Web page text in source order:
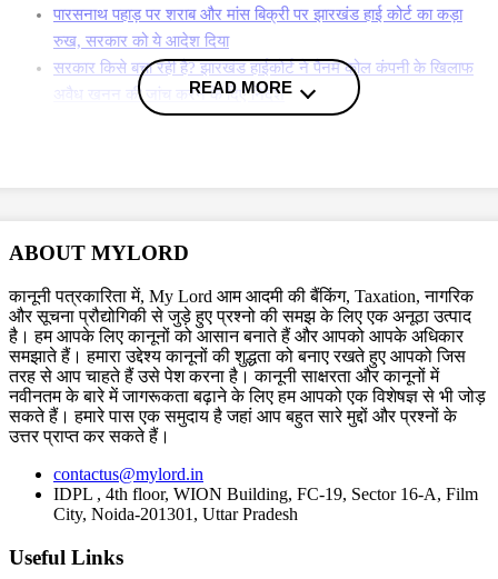
पारसनाथ पहाड़ पर शराब और मांस बिक्री पर झारखंड हाई कोर्ट का कड़ा
रुख, सरकार को ये आदेश दिया
सरकार किसे बचा रही है? झारखंड हाईकोर्ट ने पैनम कोल कंपनी के खिलाफ
अवैध खनन की जांच करने के दिए निर्देश
कारण नहीं ठहराया जा सकता.
झारखंड में सभी नगरपालिका निकायों का कार्यकाल अप्रैल 2023 में समाप्त हो गया
था. नियमों के अनुसार, नए कार्यकाल के लिए चुनाव 27 अप्रैल 2023 तक कराए
जाने चाहिए थे. हालांकि, चुनाव अब भी लंबित हैं. अवमानना याचिका पर सुनवाई करते
हुए झारखंड हाई कोर्ट ने राज्य सरकार को चार महीने के भीतर नगरपालिका चुनाव
संपन्न कराने के निर्देश दिए हैं.
(खबर पीटीआई इनपुट से है)
READ MORE
ABOUT MYLORD
कानूनी पत्रकारिता में, My Lord आम आदमी की बैंकिंग, Taxation, नागरिक
और सूचना प्रौद्योगिकी से जुड़े हुए प्रश्नो की समझ के लिए एक अनूठा उत्पाद
है। हम आपके लिए कानूनों को आसान बनाते हैं और आपको आपके अधिकार
समझाते हैं। हमारा उद्देश्य कानूनों की शुद्धता को बनाए रखते हुए आपको जिस
तरह से आप चाहते हैं उसे पेश करना है। कानूनी साक्षरता और कानूनों में
नवीनतम के बारे में जागरूकता बढ़ाने के लिए हम आपको एक विशेषज्ञ से भी जोड़
सकते हैं। हमारे पास एक समुदाय है जहां आप बहुत सारे मुद्दों और प्रश्नों के
उत्तर प्राप्त कर सकते हैं।
contactus@mylord.in
IDPL , 4th floor, WION Building, FC-19, Sector 16-A, Film
City, Noida-201301, Uttar Pradesh
Useful Links